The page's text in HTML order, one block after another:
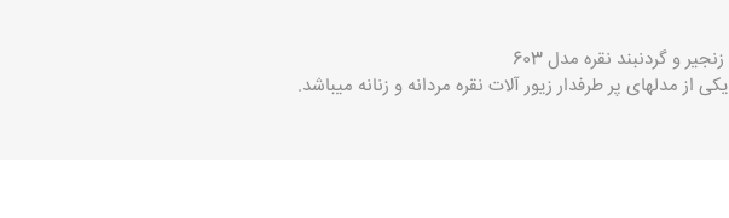
زنجیر و گردنبند نقره مدل 603
یکی از مدلهای پر طرفدار زیور آلات نقره مردانه و زنانه میباشد.